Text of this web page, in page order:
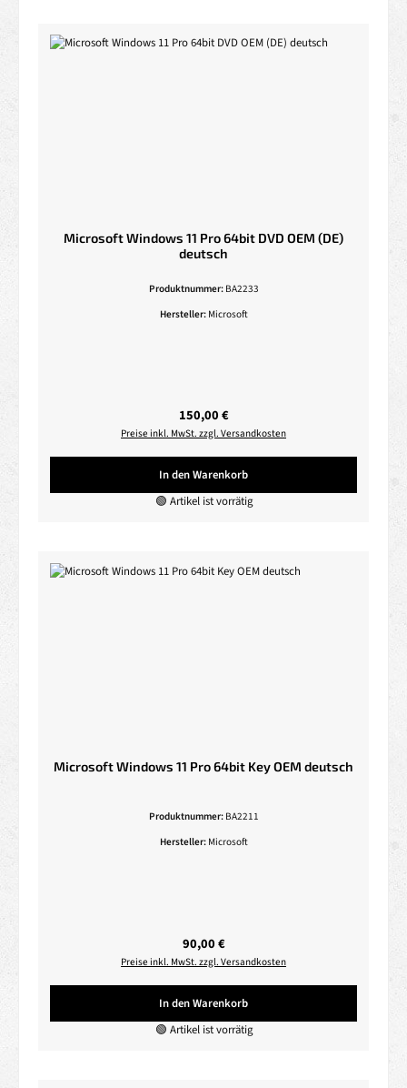
Microsoft Windows 11 Pro 64bit DVD OEM (DE)
deutsch
Produktnummer: BA2233
Hersteller: Microsoft
Regulärer Preis:
150,00 €
Preise inkl. MwSt. zzgl. Versandkosten
In den Warenkorb
🟢 Artikel ist vorrätig
Microsoft Windows 11 Pro 64bit Key OEM deutsch
Produktnummer: BA2211
Hersteller: Microsoft
Regulärer Preis:
90,00 €
Preise inkl. MwSt. zzgl. Versandkosten
In den Warenkorb
🟢 Artikel ist vorrätig